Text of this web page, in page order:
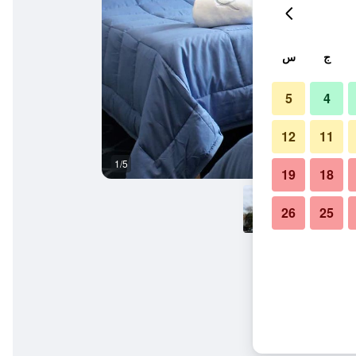
1/5
ج س
4
5
11
12
18
19
25
26